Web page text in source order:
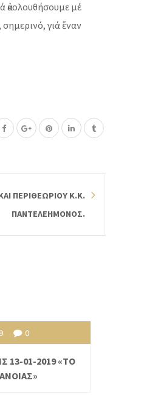
ἀκολουθήσουμε μέ
γιά ἕναν
ΠΕΡΙΘΕΩΡΙΟΥ Κ.Κ.
ΠΑΝΤΕΛΕΗΜΟΝΟΣ.
0
13-01-2019 «ΤΟ